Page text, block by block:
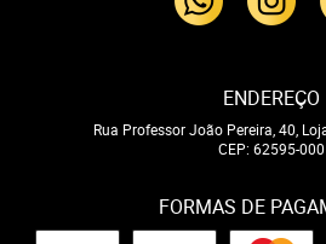
ENDEREÇO
Rua Professor João Pereira, 40,
CEP: 62595-000
FORMAS DE